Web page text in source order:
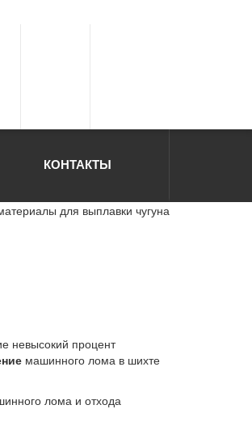
КОНТАКТЫ
для выплавки чугуна
невысокий процент
машинного лома в шихте
лома и отхода